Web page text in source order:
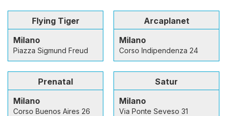
Flying Tiger
Milano
Piazza Sigmund Freud
Arcaplanet
Milano
Corso Indipendenza 24
Prenatal
Milano
Corso Buenos Aires 26
Satur
Milano
Via Ponte Seveso 31